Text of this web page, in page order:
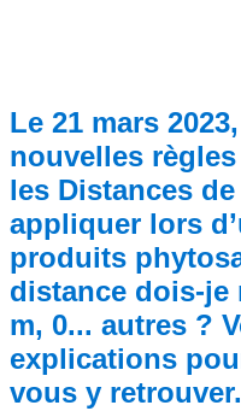
Le 21 mars
nouvelles règles
les Distances
appliquer lors
produits
distance dois-je
m, 0... autres ?
explications
vous y retrouver.